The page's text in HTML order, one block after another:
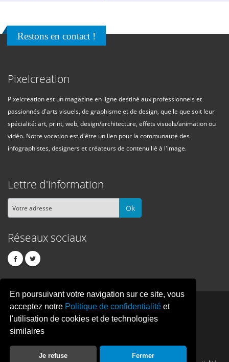
En poursuivant votre navigation sur ce site, vous
acceptez notre Politique de confidentialité et
l'utilisation de cookies et de technologies
similaires
Je refuse Fermer
Restons en contact !
Pixelcreation
Pixelcreation est un magazine en ligne destiné aux professionnels et
passionnés d'arts visuels, de graphisme et de design, quelle que soit leur
spécialité: art, print, web, design/architecture, effets visuels/animation ou
vidéo. Notre vocation est d'être un lien pour la communauté des
infographistes, designers et créateurs de contenu lié à l'image.
Lettre d'information
Ok
Réseaux sociaux
PIXELCREATION